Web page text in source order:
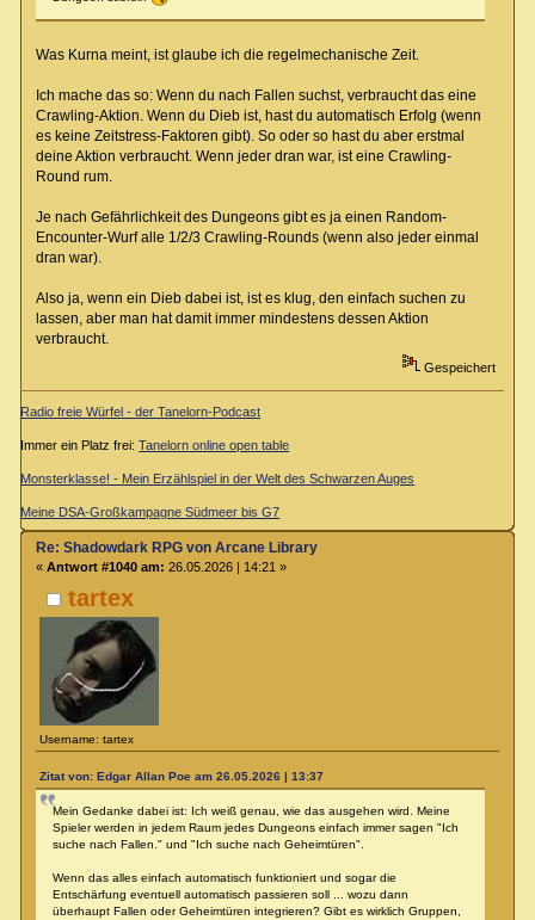
Was Kurna meint, ist glaube ich die regelmechanische Zeit.
Ich mache das so: Wenn du nach Fallen suchst, verbraucht das eine
Crawling-Aktion. Wenn du Dieb ist, hast du automatisch Erfolg (wenn
es keine Zeitstress-Faktoren gibt). So oder so hast du aber erstmal
deine Aktion verbraucht. Wenn jeder dran war, ist eine Crawling-
Round rum.
Je nach Gefährlichkeit des Dungeons gibt es ja einen Random-
Encounter-Wurf alle 1/2/3 Crawling-Rounds (wenn also jeder einmal
dran war).
Also ja, wenn ein Dieb dabei ist, ist es klug, den einfach suchen zu
lassen, aber man hat damit immer mindestens dessen Aktion
verbraucht.
Gespeichert
Radio freie Würfel - der Tanelorn-Podcast
Immer ein Platz frei:Tanelorn online open table
Monsterklasse! - Mein Erzählspiel in der Welt des Schwarzen Auges
Meine DSA-Großkampagne Südmeer bis G7
tartex
Username: tartex
Re: Shadowdark RPG von Arcane Library
« Antwort #1040 am: 26.05.2026 | 14:21 »
Zitat von: Edgar Allan Poe am 26.05.2026 | 13:37
Mein Gedanke dabei ist: Ich weiß genau, wie das ausgehen wird. Meine
Spieler werden in jedem Raum jedes Dungeons einfach immer sagen "Ich
suche nach Fallen." und "Ich suche nach Geheimtüren".
Wenn das alles einfach automatisch funktioniert und sogar die
Entschärfung eventuell automatisch passieren soll ... wozu dann
überhaupt Fallen oder Geheimtüren integrieren? Gibt es wirklich Gruppen,